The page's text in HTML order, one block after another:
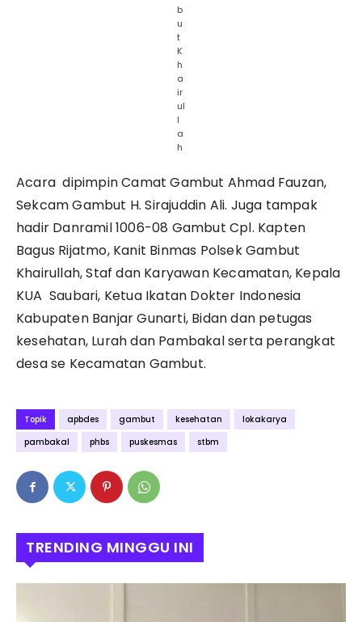
b
u
t
K
h
a
ir
ul
l
a
h
Acara dipimpin Camat Gambut Ahmad Fauzan,
Sekcam Gambut H. Sirajuddin Ali. Juga tampak
hadir Danramil 1006-08 Gambut Cpl. Kapten
Bagus Rijatmo, Kanit Binmas Polsek Gambut
Khairullah, Staf dan Karyawan Kecamatan, Kepala
KUA Saubari, Ketua Ikatan Dokter Indonesia
Kabupaten Banjar Gunarti, Bidan dan petugas
kesehatan, Lurah dan Pambakal serta perangkat
desa se Kecamatan Gambut.
Topik apbdes gambut kesehatan
lokakarya
pambakal
phbs puskesmas stbm
TRENDING MINGGU INI